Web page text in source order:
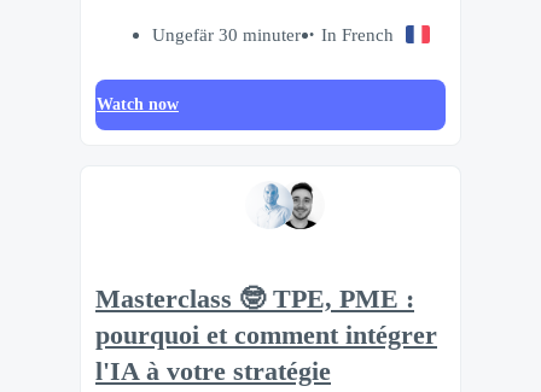
Ungefär 30 minuter In French
Watch now
Masterclass 🤓 TPE, PME :
pourquoi et comment intégrer
l'IA à votre stratégie